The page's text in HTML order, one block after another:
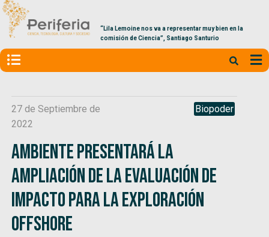
“Lila Lemoine nos va a representar muy bien en la
comisión de Ciencia”, Santiago Santurio
27 de Septiembre de
2022
Biopoder
Ambiente presentará la
ampliación de la evaluación de
impacto para la exploración
offshore